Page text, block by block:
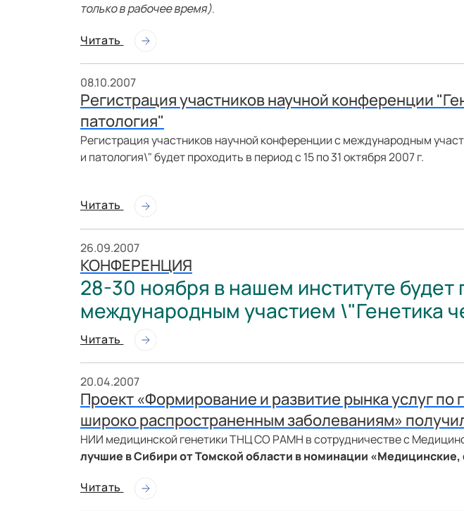
только в рабочее время).
Читать
08.10.2007
Регистрация участников научной конференции
патология"
Регистрация участников научной конференции с международным
и патология\" будет проходить в период с 15 по 31 октября 2007 г.
Читать
26.09.2007
КОНФЕРЕНЦИЯ
28-30 ноября в нашем институте
международным участием \"Генетика
Читать
20.04.2007
Проект «Формирование и развитие рынка услуг
широко распространенным заболеваниям»
НИИ медицинской генетики ТНЦ СО РАМН в сотрудничестве с
лучшие в Сибири от Томской области в номинации
Читать